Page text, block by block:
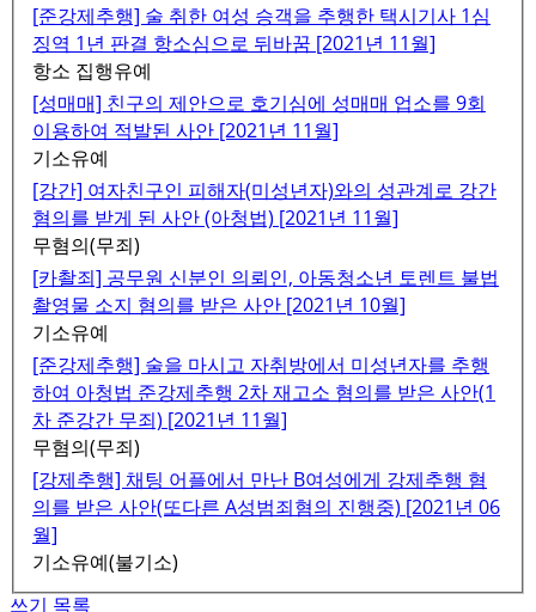
[준강제추행] 술 취한 여성 승객을 추행한 택시기사 1심
징역 1년 판결 항소심으로 뒤바꿈 [2021년 11월]
항소 집행유예
[성매매] 친구의 제안으로 호기심에 성매매 업소를 9회
이용하여 적발된 사안 [2021년 11월]
기소유예
[강간] 여자친구인 피해자(미성년자)와의 성관계로 강간
혐의를 받게 된 사안 (아청법) [2021년 11월]
무혐의(무죄)
[카촬죄] 공무원 신분인 의뢰인, 아동청소년 토렌트 불법
촬영물 소지 혐의를 받은 사안 [2021년 10월]
기소유예
[준강제추행] 술을 마시고 자취방에서 미성년자를 추행
하여 아청법 준강제추행 2차 재고소 혐의를 받은 사안(1
차 준강간 무죄) [2021년 11월]
무혐의(무죄)
[강제추행] 채팅 어플에서 만난 B여성에게 강제추행 혐
의를 받은 사안(또다른 A성범죄혐의 진행중) [2021년 06
월]
기소유예(불기소)
쓰기 목록